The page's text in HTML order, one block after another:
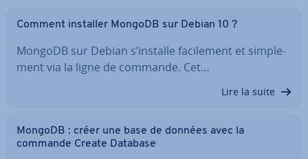
Comment installer MongoDB sur Debian 10 ?
MongoDB sur Debian s’installe fa­ci­le­ment et sim­ple­
ment via la ligne de commande. Cet…
Lire la suite
MongoDB : créer une base de données avec la
commande Create Database